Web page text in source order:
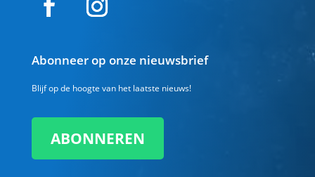
Abonneer op onze nieuwsbrief
Blijf op de hoogte van het laatste nieuws!
ABONNEREN